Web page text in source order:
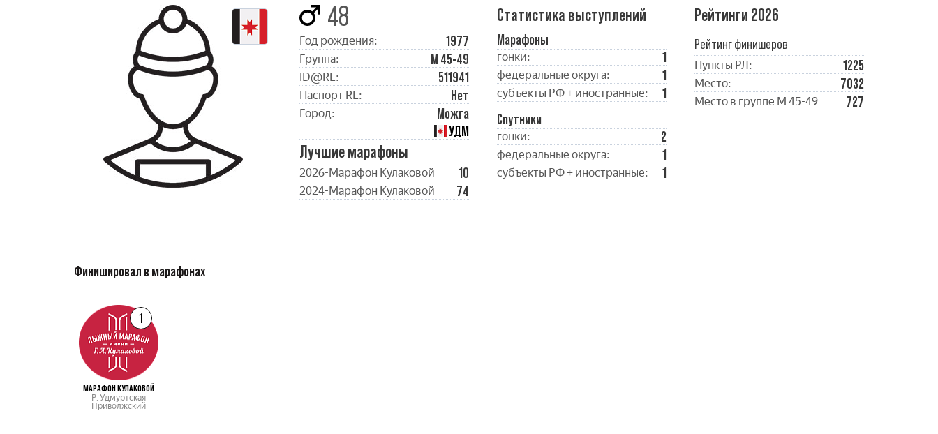
48
Год рождения: 1977
Группа: М 45-49
ID@RL: 511941
Паспорт RL: Нет
Город:
Можга
УДМ
Лучшие марафоны
2026-Марафон Кулаковой 10
2024-Марафон Кулаковой 74
Статистика выступлений
Марафоны
гонки: 1
федеральные округа: 1
субъекты РФ + иностранные:
1
Спутники
гонки: 2
федеральные округа: 1
субъекты РФ + иностранные: 1
Рейтинги 2026
Рейтинг финишеров
Пункты РЛ: 1225
Место: 7032
Место в группе М 45-49 727
Финишировал в марафонах
1
МАРАФОН КУЛАКОВОЙ
Р. Удмуртская
Приволжский